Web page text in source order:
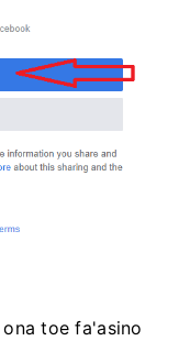
toe fa'asino